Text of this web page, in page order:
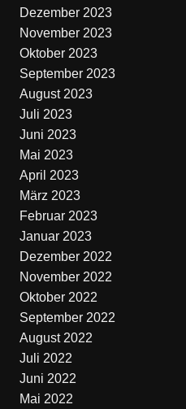
Dezember 2023
November 2023
Oktober 2023
September 2023
August 2023
Juli 2023
Juni 2023
Mai 2023
April 2023
März 2023
Februar 2023
Januar 2023
Dezember 2022
November 2022
Oktober 2022
September 2022
August 2022
Juli 2022
Juni 2022
Mai 2022